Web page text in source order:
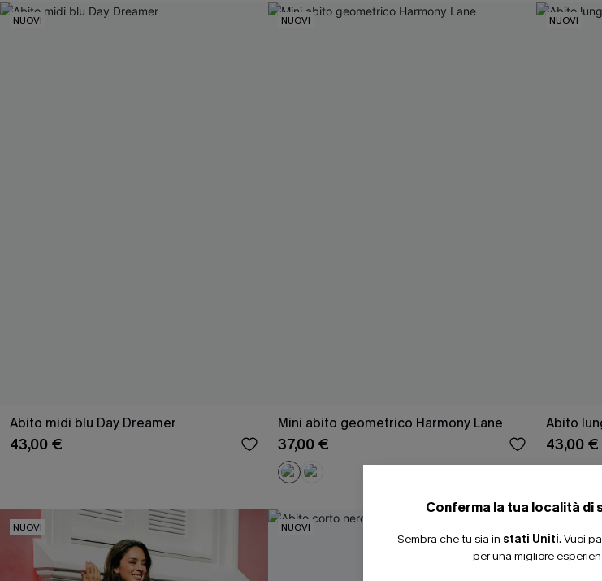
NUOVI
Abito midi blu Day Dreamer
43,00 €
NUOVI
Mini abito geometrico Harmony Lane
37,00 €
NUOVI
Abito
43,00 €
NUOVI NUOVI
Conferma la tua località di
Sembra che tu sia in stati Uniti. Vuoi
per una migliore
15% DI
20%